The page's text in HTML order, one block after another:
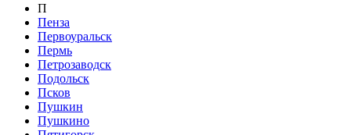
П
Пенза
Первоуральск
Пермь
Петрозаводск
Подольск
Псков
Пушкин
Пушкино